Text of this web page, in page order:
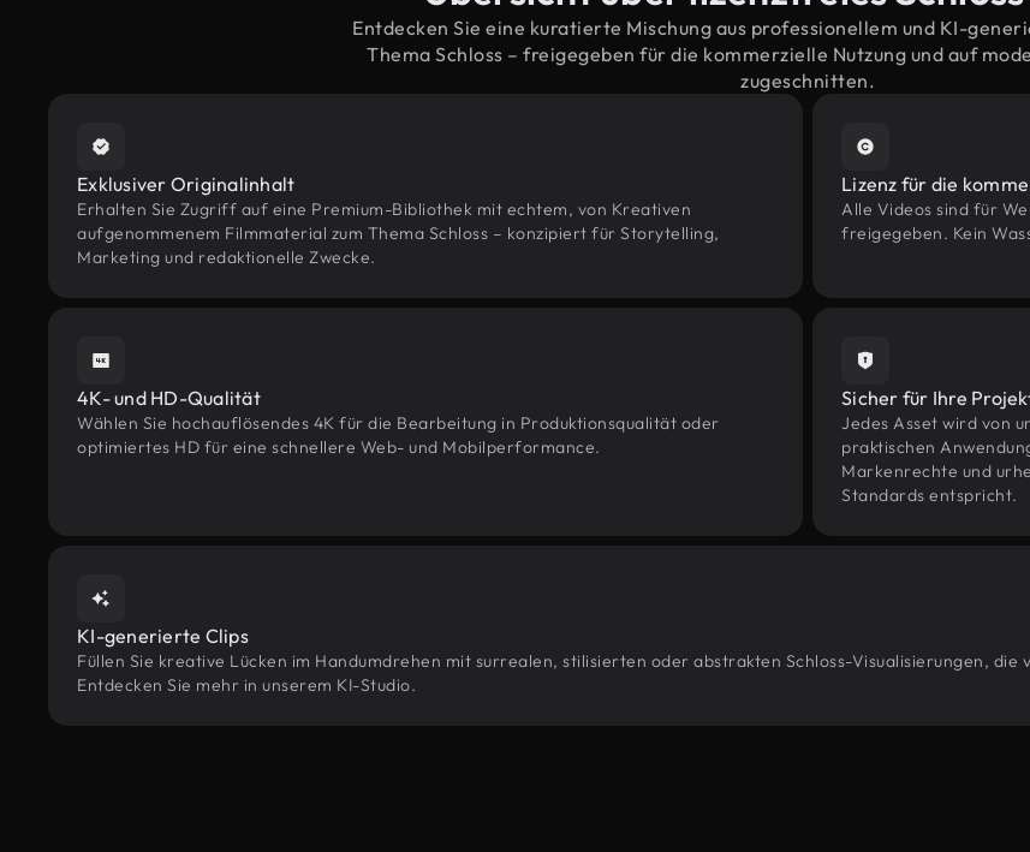
Entdecken Sie eine kuratierte Mischung aus professionellem und KI-
Thema Schloss – freigegeben für die kommerzielle Nutzung und auf
zugeschnitten.
Exklusiver Originalinhalt
Erhalten Sie Zugriff auf eine Premium-Bibliothek mit echtem, von Kreativen
aufgenommenem Filmmaterial zum Thema Schloss – konzipiert für Storytelling,
Marketing und redaktionelle Zwecke.
Lizenz für die
Alle Videos sind für
freigegeben. Kein
4K- und HD-Qualität
Wählen Sie hochauflösendes 4K für die Bearbeitung in Produktionsqualität oder
optimiertes HD für eine schnellere Web- und Mobilperformance.
Sicher für Ihre
Jedes Asset wird von
praktischen
Markenrechte und
Standards entspricht.
KI-generierte Clips
Füllen Sie kreative Lücken im Handumdrehen mit surrealen, stilisierten oder abstrakten Schloss-Visualisierungen,
Entdecken Sie mehr in unserem KI-Studio.